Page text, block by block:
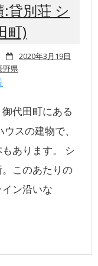
貸別荘 シ
町)
2020年3月19日
野県
代田町にある
スの建物で、
あります。 シ
このあたりの
ン沿いな